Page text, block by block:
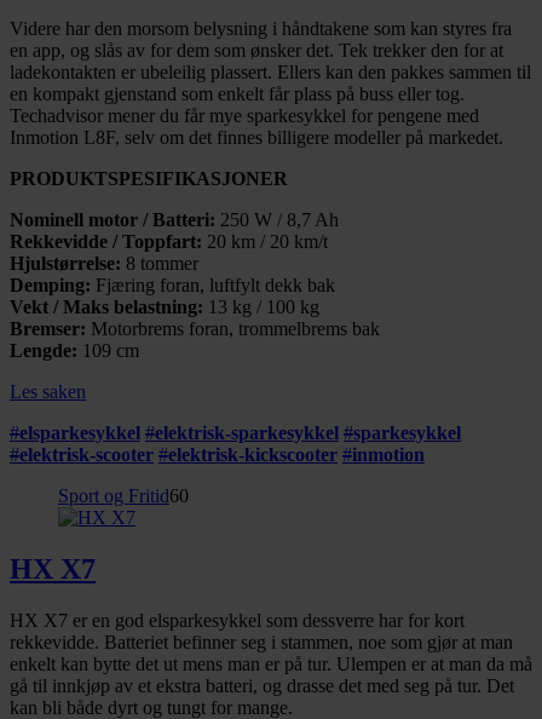
Videre har den morsom belysning i håndtakene som kan styres fra
en app, og slås av for dem som ønsker det. Tek trekker den for at
ladekontakten er ubeleilig plassert. Ellers kan den pakkes sammen til
en kompakt gjenstand som enkelt får plass på buss eller tog.
Techadvisor mener du får mye sparkesykkel for pengene med
Inmotion L8F, selv om det finnes billigere modeller på markedet.
PRODUKTSPESIFIKASJONER
Nominell motor / Batteri: 250 W / 8,7 Ah
Rekkevidde / Toppfart: 20 km / 20 km/t
Hjulstørrelse: 8 tommer
Demping: Fjæring foran, luftfylt dekk bak
Vekt / Maks belastning: 13 kg / 100 kg
Bremser: Motorbrems foran, trommelbrems bak
Lengde: 109 cm
Les saken
#elsparkesykkel #elektrisk-sparkesykkel #sparkesykkel
#elektrisk-scooter #elektrisk-kickscooter #inmotion
Sport og Fritid60
HX X7
HX X7 er en god elsparkesykkel som dessverre har for kort
rekkevidde. Batteriet befinner seg i stammen, noe som gjør at man
enkelt kan bytte det ut mens man er på tur. Ulempen er at man da må
gå til innkjøp av et ekstra batteri, og drasse det med seg på tur. Det
kan bli både dyrt og tungt for mange.